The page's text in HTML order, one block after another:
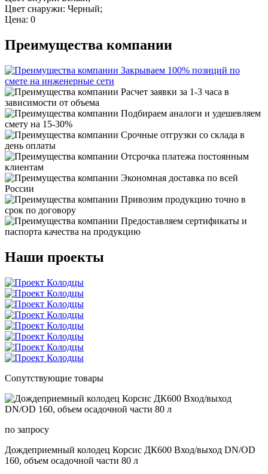
Цвет снаружи: Черный;
Цена: 0
Преимущества компании
Закрываем 100% позиций по
смете на инженерные сети
Расчет заявки за 1-3 часа в
зависимости от объема
Подбираем аналоги и удешевляем
смету на 15-30%
Срочные отгрузки со склада в
день оплаты
Отсрочка платежа постоянным
клиентам
Экономная доставка по всей
России
Привозим продукцию точно в
срок по договору
Предоставляем сертификаты и
паспорта качества на продукцию
Наши проекты
Сопутствующие товары
по запросу
Дождеприемный колодец Корсис ДК600 Вход/выход DN/OD
160, объем осадочной части 80 л